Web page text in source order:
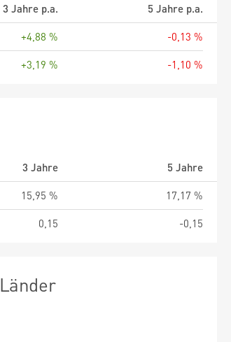
3 Jahre p.a.
5 Jahre p.a.
+4,88 %
-0,13 %
+3,19 % -1,10 %
3 Jahre
5 Jahre
15,95 %
17,17 %
0,15 -0,15
Länder